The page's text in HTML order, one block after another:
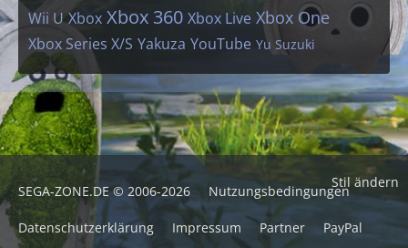
Wii U Xbox Xbox 360 Xbox Live Xbox One
Xbox Series X/S Yakuza YouTube Yu Suzuki
Stil ändern
SEGA-ZONE.DE © 2006-2026 Nutzungsbedingungen
Datenschutzerklärung Impressum Partner PayPal